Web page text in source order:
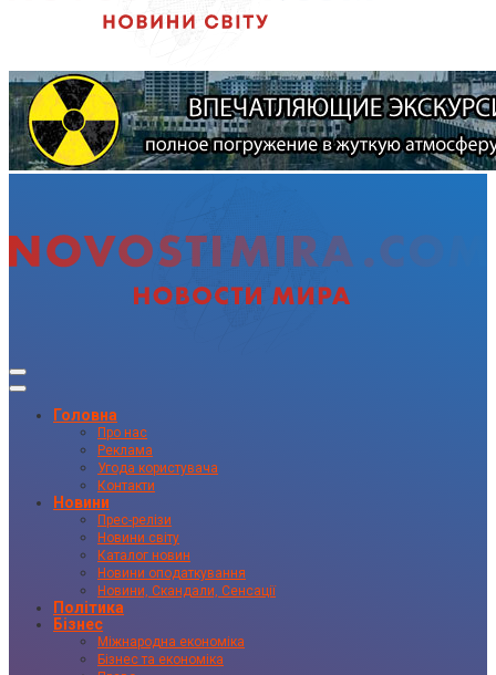
Головна
Про нас
Реклама
Угода користувача
Контакти
Новини
Прес-релізи
Новини світу
Каталог новин
Новини оподаткування
Новини, Скандали, Сенсації
Політика
Бізнес
Міжнародна економіка
Бізнес та економіка